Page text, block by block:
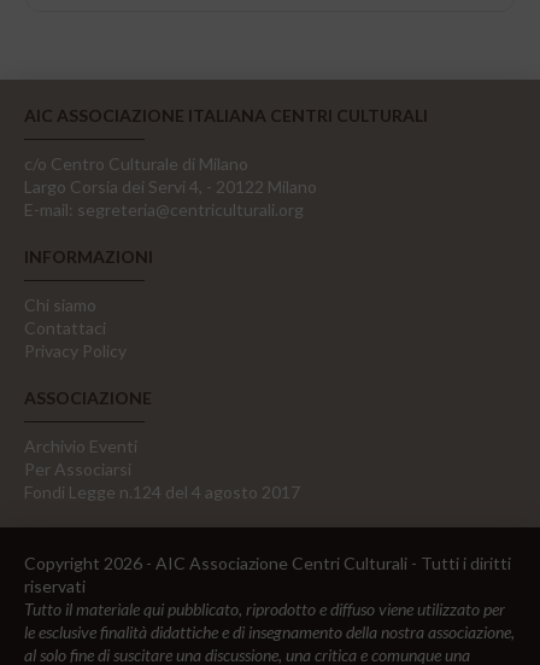
AIC ASSOCIAZIONE ITALIANA CENTRI CULTURALI
c/o Centro Culturale di Milano
Largo Corsia dei Servi 4, - 20122 Milano
E-mail: segreteria@centriculturali.org
INFORMAZIONI
Chi siamo
Contattaci
Privacy Policy
ASSOCIAZIONE
Archivio Eventi
Per Associarsi
Fondi Legge n.124 del 4 agosto 2017
Copyright 2026 - AIC Associazione Centri Culturali - Tutti i diritti
riservati
Tutto il materiale qui pubblicato, riprodotto e diffuso viene utilizzato per
le esclusive finalità didattiche e di insegnamento della nostra associazione,
al solo fine di suscitare una discussione, una critica e comunque una